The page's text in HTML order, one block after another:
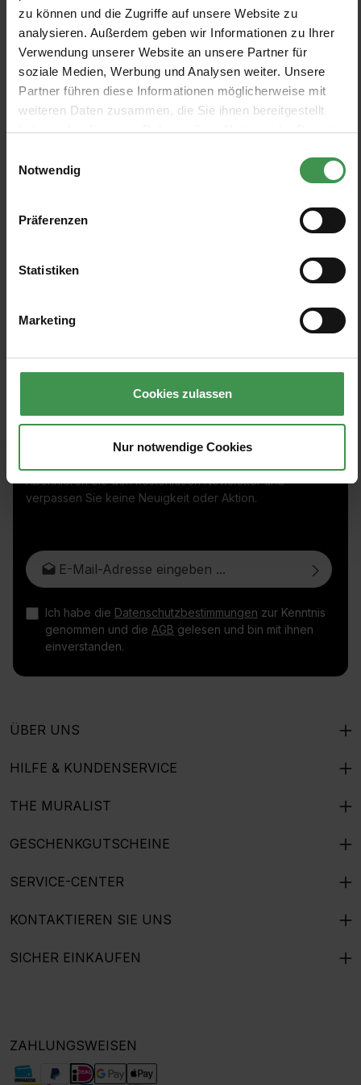
zu können und die Zugriffe auf unsere Website zu
analysieren. Außerdem geben wir Informationen zu Ihrer
Verwendung unserer Website an unsere Partner für
soziale Medien, Werbung und Analysen weiter. Unsere
Partner führen diese Informationen möglicherweise mit
weiteren Daten zusammen, die Sie ihnen bereitgestellt
haben oder die sie im Rahmen Ihrer Nutzung der Dienste
Notwendig
Präferenzen
Statistiken
Marketing
Cookies zulassen
Nur notwendige Cookies
Tapete Asterid Tapete
Little Greene
4 Farben
Ab 306,00 €
Tapete Woodblock Trail
Little Greene
4 Farben
Ab 150,00 €
5 Farben
+1
Ab 195,00 €
Tapete Woodblock Mono
Abonnieren Sie den kostenlosen Newsletter und
verpassen Sie keine Neuigkeit oder Aktion.
E-Mail-Adresse*
Ich habe die Datenschutzbestimmungen zur Kenntnis
genommen und die AGB gelesen und bin mit ihnen
einverstanden.
ÜBER UNS
HILFE & KUNDENSERVICE
THE MURALIST
GESCHENKGUTSCHEINE
SERVICE-CENTER
KONTAKTIEREN SIE UNS
SICHER EINKAUFEN
ZAHLUNGSWEISEN